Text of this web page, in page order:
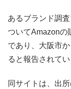
あるブランド調
ついてAmazonの
であり、大阪市
ると報告されてい
同サイトは、出